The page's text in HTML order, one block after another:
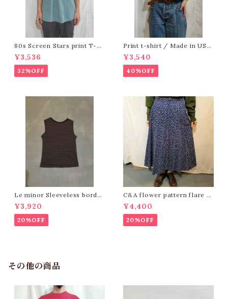
80s Screen Stars print T-sh
irt /Made In Ireland [e-118]
80年代スクリーンスターズプリン
トTシャツ
¥3,536
32%OFF
Print t-shirt / Made in USA
[fa-178]アメリカ製 プリントTシ
ャツ
¥3,540
40%OFF
Le minor Sleeveless border
tops /Made In France [244
6]
¥3,920
20%OFF
C&A flower pattern flare sk
irt ［K-1360］
¥4,400
20%OFF
その他の商品